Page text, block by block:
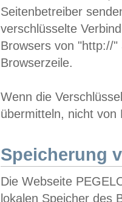
Seitenbetreiber
verschlüsselte
Browsers von "http://
Browserzeile.
Wenn die
übermitteln, nicht von
Speicherung
Die Webseite
lokalen Speicher des